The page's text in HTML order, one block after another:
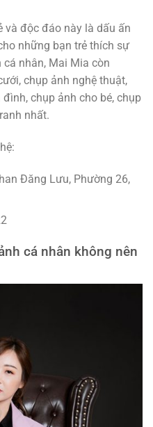
và độc đáo này là dấu ấn
những bạn trẻ thích sự
cá nhân, Mai Mia còn
chụp ảnh nghệ thuật,
chụp ảnh cho bé, chụp
nhất.
Đăng Lưu, Phường 26,
cá nhân không nên